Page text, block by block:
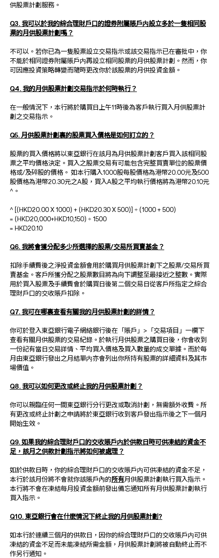
供股票計劃服務。
Q3. 我可以於我的綜合理財戶口的證券附屬賬戶内設立多於一隻相同股
票的月供股票計劃嗎？
不可以。若你已為一隻股票設立交易指示或該交易指示已在審批中，你
不能於相同證券附屬賬戶内再設立相同股票的月供股票計劃。然而，你
可因應投資策略轉變而隨時更改你於該股票的月供投資金額。
Q4. 我的月供股票計劃交易指示於何時執行？
在一般情況下，本行將於購買日上午11時後為客戶執行買入月供股票計
劃之交易指示。
Q5. 月供股票計劃裏的股票買入價格是如何訂立的？
股票的買入價格將以東亞銀行在該月為月供股票計劃客戶買入該相同股
票之平均價格決定。買入之股票交易有可能包含完整買賣單位的股票價
格或/及碎股的價格。 如本行購入1000股每股價格為港幣20.00元及500
股價格為港幣20.30元之A股，買入A股之平均執行價格將為港幣20.10元
^。
^ [(HKD20.00 X 1000) + (HKD20.30 X 500)] ÷ (1000 + 500)
= (HKD20,000+HKD10,150) ÷ 1500
= HKD20.10
Q6. 我將會獲分配多少所選擇的股票/交易所買賣基金？
扣除手續費後之淨投資金額會用於購買月供股票計劃下之股票/交易所買
賣基金。客戶所獲分配之股票數目將為向下調整至最接近之整數。實際
用於買入股票及手續費會於購買日後第二個交易日從客戶所指定之綜合
理財戶口的交收賬戶扣除。
Q7. 我可在哪裏查看有關我的月供股票計劃的詳情？
你可於登入東亞銀行電子網絡銀行後在「賬戶」>「交易項目」一欄下
查看有關月供股票的交易紀錄。於執行月供股票之購買日後，你會收到
一份記有當日交易詳情、平均買入價格及買入數量的成交單據。而於每
月由東亞銀行發出之月結單内亦會列出你所持有股票的詳細資料及其市
場價值。
Q8. 我可以如何更改或終止我的月供股票計劃？
你可以親臨任何一間東亞銀行分行更改或取消計劃，無需額外收費。所
有更改或終止計劃之申請將於東亞銀行收到客戶發出指示後之下一個月
開始生效。
Q9. 如果我的綜合理財戶口的交收賬戶内於供款日時可供凍結的資金不
足，該月之供款計劃指示將如何被處理？
如於供款日時，你的綜合理財戶口的交收賬戶内可供凍結的資金不足，
本行於該月份將不會就你該賬戶內的所有月供股票計劃執行買入指示。
本行將不會在凍結每月投資金額前發出備忘通知所有月供股票計劃執行
買入指示。
Q10. 東亞銀行會在什麽情況下終止我的月供股票計劃?
如本行於連續三個月的供款日，因你的綜合理財戶口的交收賬戶内可供
凍結的資金不足而未能凍結所需金額，月供股票計劃將被自動終止而不
作另行通知。